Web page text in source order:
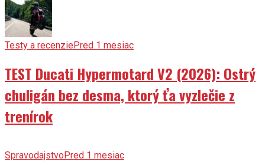
Testy a recenziePred 1 mesiac
TEST Ducati Hypermotard V2 (2026): Ostrý
chuligán bez desma, ktorý ťa vyzlečie z
trenírok
SpravodajstvoPred 1 mesiac